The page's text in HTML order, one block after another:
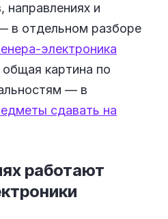
направлениях и
в отдельном разборе
электроника
общая картина по
— в
сдавать на
работают